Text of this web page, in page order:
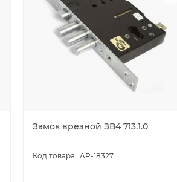
Замок врезной ЗВ4 713.1.0
AP-18327